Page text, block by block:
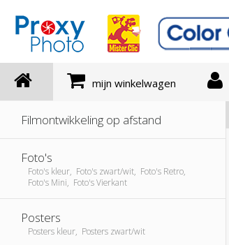
mijn winkelwagen
Filmontwikkeling op afstand
Foto's
Foto's kleur, Foto's zwart/wit, Foto's Retro,
Foto's Mini, Foto's Vierkant
Posters
Posters kleur, Posters zwart/wit